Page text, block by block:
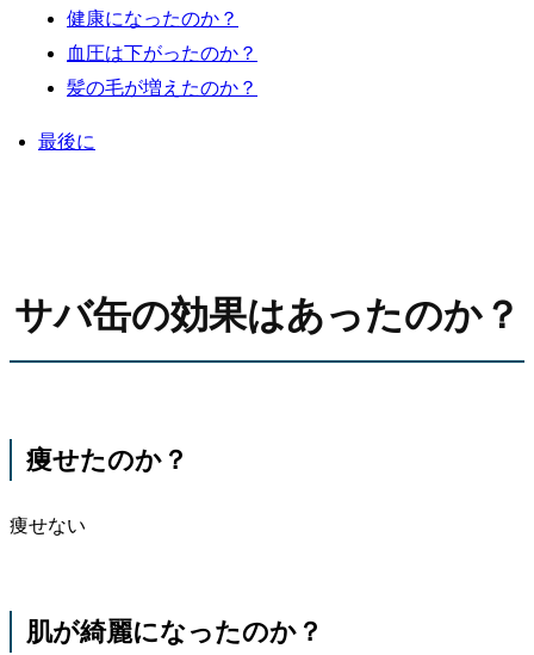
健康になったのか？
血圧は下がったのか？
髪の毛が増えたのか？
最後に
サバ缶の効果はあったのか？
痩せたのか？
痩せない
肌が綺麗になったのか？